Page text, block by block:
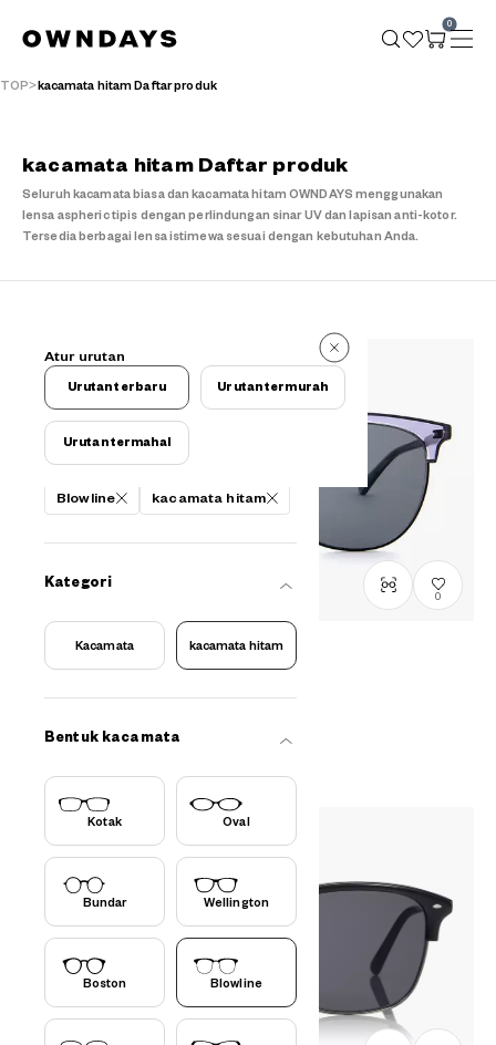
0
TOP kacamata hitam Daftar produk
kacamata hitam Daftar produk
Seluruh kacamata biasa dan kacamata hitam OWNDAYS menggunakan
lensa aspheric tipis dengan perlindungan sinar UV dan lapisan anti-kotor.
Tersedia berbagai lensa istimewa sesuai dengan kebutuhan Anda.
4 buah
Kriteria filter
Blowline kacamata hitam
Kategori
Kacamata kacamata hitam
Bentuk kacamata
Kotak Oval
Bundar Wellington
Boston Blowline
Atur urutan
Urutan terbaru Urutan termurah
Urutan termahal
0
Menunggu tambahan stok
Rp1,199,000